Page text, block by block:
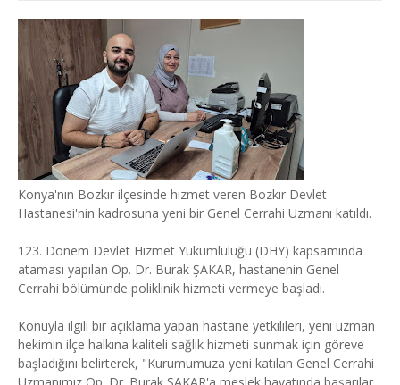
Konya'nın Bozkır ilçesinde hizmet veren Bozkır Devlet
Hastanesi'nin kadrosuna yeni bir Genel Cerrahi Uzmanı katıldı.
123. Dönem Devlet Hizmet Yükümlülüğü (DHY) kapsamında
ataması yapılan Op. Dr. Burak ŞAKAR, hastanenin Genel
Cerrahi bölümünde poliklinik hizmeti vermeye başladı.
Konuyla ilgili bir açıklama yapan hastane yetkilileri, yeni uzman
hekimin ilçe halkına kaliteli sağlık hizmeti sunmak için göreve
başladığını belirterek, "Kurumumuza yeni katılan Genel Cerrahi